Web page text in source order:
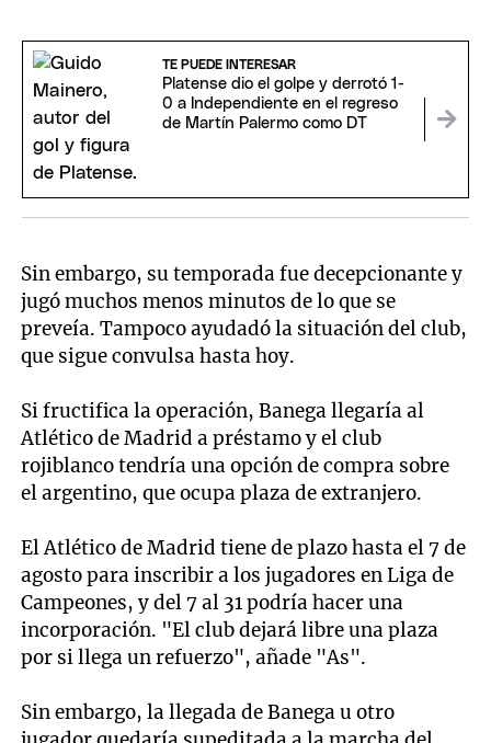
TE PUEDE INTERESAR
Platense dio el golpe y derrotó 1-
0 a Independiente en el regreso
de Martín Palermo como DT
Sin embargo, su temporada fue decepcionante y
jugó muchos menos minutos de lo que se
preveía. Tampoco ayudadó la situación del club,
que sigue convulsa hasta hoy.
Si fructifica la operación, Banega llegaría al
Atlético de Madrid a préstamo y el club
rojiblanco tendría una opción de compra sobre
el argentino, que ocupa plaza de extranjero.
El Atlético de Madrid tiene de plazo hasta el 7 de
agosto para inscribir a los jugadores en Liga de
Campeones, y del 7 al 31 podría hacer una
incorporación. "El club dejará libre una plaza
por si llega un refuerzo", añade "As".
Sin embargo, la llegada de Banega u otro